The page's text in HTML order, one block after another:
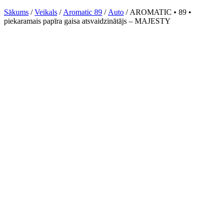
Sākums /Veikals / Aromatic 89 / Auto / AROMATIC • 89 •
piekaramais papīra gaisa atsvaidzinātājs – MAJESTY